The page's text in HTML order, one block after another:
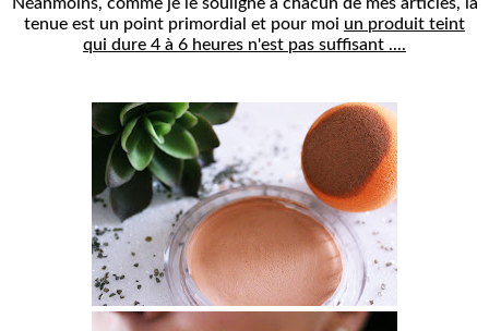
tenue est un point primordial et pour moi un produit teint
qui dure 4 à 6 heures n'est pas suffisant ....